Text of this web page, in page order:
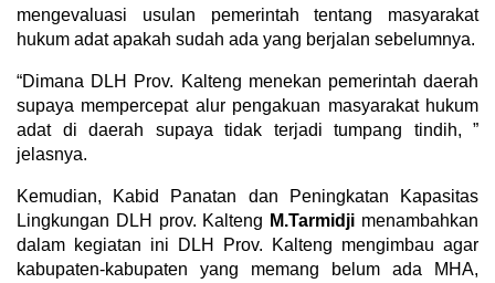
mengevaluasi usulan pemerintah tentang masyarakat
hukum adat apakah sudah ada yang berjalan sebelumnya.
“Dimana DLH Prov. Kalteng menekan pemerintah daerah
supaya mempercepat alur pengakuan masyarakat hukum
adat di daerah supaya tidak terjadi tumpang tindih, ”
jelasnya.
Kemudian, Kabid Panatan dan Peningkatan Kapasitas
Lingkungan DLH prov. Kalteng M.Tarmidji menambahkan
dalam kegiatan ini DLH Prov. Kalteng mengimbau agar
kabupaten-kabupaten yang memang belum ada MHA,